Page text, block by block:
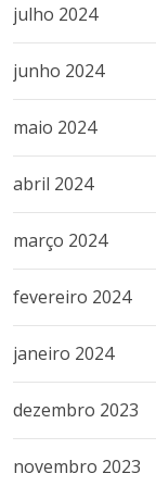
julho 2024
junho 2024
maio 2024
abril 2024
março 2024
fevereiro 2024
janeiro 2024
dezembro 2023
novembro 2023